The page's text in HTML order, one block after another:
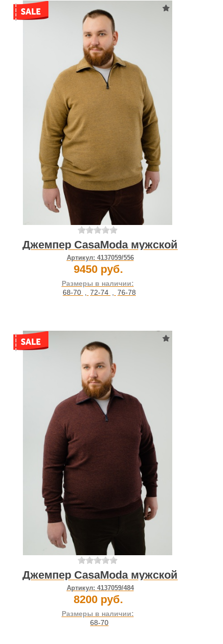
Джемпер CasaModa мужской
Артикул: 4137059/556
9450 руб.
Размеры в наличии:
68-70 , 72-74 , 76-78
Джемпер CasaModa мужской
Артикул: 4137059/484
8200 руб.
Размеры в наличии:
68-70